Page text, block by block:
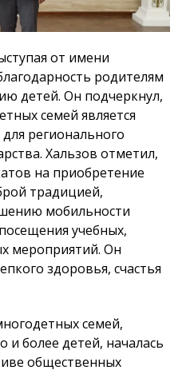
от имени
родителям
детей. Он подчеркнул,
семей является
регионального
Хальзов отметил,
на приобретение
традицией,
мобильности
учебных,
мероприятий. Он
здоровья, счастья
семей,
более детей, началась
общественных